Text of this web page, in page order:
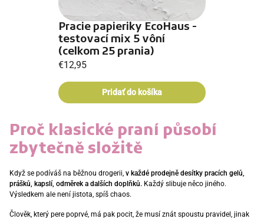
Pracie papieriky EcoHaus -
testovací mix 5 vôní
(celkom 25 prania)
€12,95
Proč klasické praní působí
zbytečně složitě
Když se podíváš na běžnou drogerii, v každé prodejně desítky pracích gelů,
prášků, kapslí, odměrek a dalších doplňků. Každý slibuje něco jiného.
Výsledkem ale není jistota, spíš chaos.
Člověk, který pere poprvé, má pak pocit, že musí znát spoustu pravidel, jinak